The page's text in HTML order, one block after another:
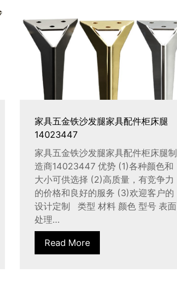
家具五金铁沙发腿家具配件柜床腿
14023447
家具五金铁沙发腿家具配件柜床腿制
造商14023447 优势 (1)各种颜色和
大小可供选择 (2)高质量，有竞争力
的价格和良好的服务 (3)欢迎客户的
设计定制 类型 材料 颜色 型号 表面
处理...
Read More